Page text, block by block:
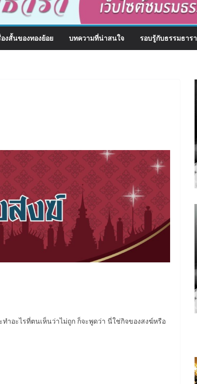
องสั้นของทองย้อย บทความที่น่าสนใจ รอบรู้กับธรรมธารา
ำอะไรที่ตนเห็นว่าไม่ถูก ก็จะพูดว่า นี่ใช่กิจของสงฆ์หรือ